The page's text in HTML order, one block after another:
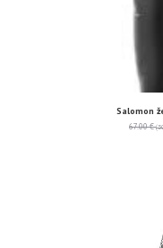
Salomon
67.00€